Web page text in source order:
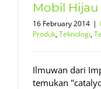
Mobil
16 February 2014 |
Produk,Teknologi,
Ilmuwan dari
temukan